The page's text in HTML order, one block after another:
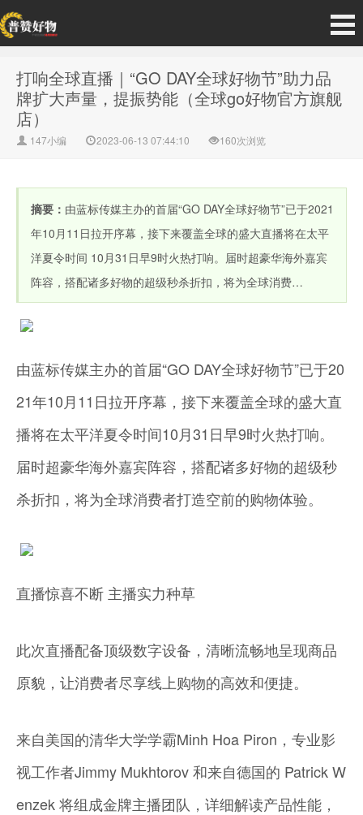
打响全球直播｜“GO DAY全球好物节”助力品
牌扩大声量，提振势能（全球go好物官方旗舰
店）
147小编 2023-06-13 07:44:10 160次浏览
摘要： 由蓝标传媒主办的首届“GO DAY全球好物节”已于2021
年10月11日拉开序幕，接下来覆盖全球的盛大直播将在太平
洋夏令时间 10月31日早9时火热打响。届时超豪华海外嘉宾
阵容，搭配诸多好物的超级秒杀折扣，将为全球消费…
由蓝标传媒主办的首届“GO DAY全球好物节”已于20
21年10月11日拉开序幕，接下来覆盖全球的盛大直
播将在太平洋夏令时间10月31日早9时火热打响。
届时超豪华海外嘉宾阵容，搭配诸多好物的超级秒
杀折扣，将为全球消费者打造空前的购物体验。
直播惊喜不断 主播实力种草
此次直播配备顶级数字设备，清晰流畅地呈现商品
原貌，让消费者尽享线上购物的高效和便捷。
来自美国的清华大学学霸Minh Hoa Piron，专业影
视工作者Jimmy Mukhtorov 和来自德国的 Patrick W
enzek 将组成金牌主播团队，详细解读产品性能，